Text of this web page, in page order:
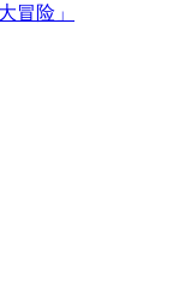
冒险」